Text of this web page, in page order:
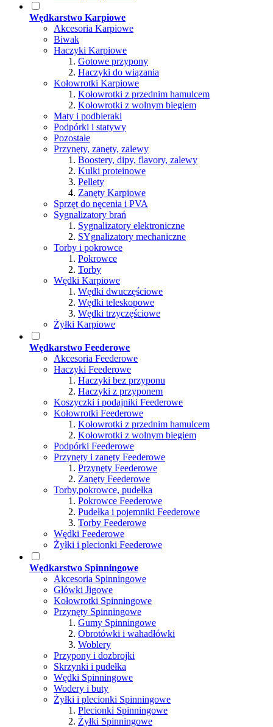
Wędkarstwo Karpiowe
Akcesoria Karpiowe
Biwak
Haczyki Karpiowe
Gotowe przypony
Haczyki do wiązania
Kołowrotki Karpiowe
Kołowrotki z przednim hamulcem
Kołowrotki z wolnym biegiem
Maty i podbieraki
Podpórki i statywy
Pozostałe
Przynęty, zanęty, zalewy
Boostery, dipy, flavory, zalewy
Kulki proteinowe
Pellety
Zanęty Karpiowe
Sprzęt do nęcenia i PVA
Sygnalizatory brań
Sygnalizatory elektroniczne
SYgnalizatory mechaniczne
Torby i pokrowce
Pokrowce
Torby
Wędki Karpiowe
Wędki dwuczęściowe
Wędki teleskopowe
Wędki trzyczęściowe
Żyłki Karpiowe
Wędkarstwo Feederowe
Akcesoria Feederowe
Haczyki Feederowe
Haczyki bez przyponu
Haczyki z przyponem
Koszyczki i podajniki Feederowe
Kołowrotki Feederowe
Kołowrotki z przednim hamulcem
Kołowrotki z wolnym biegiem
Podpórki Feederowe
Przynęty i zanęty Feederowe
Przynęty Feederowe
Zanęty Feederowe
Torby,pokrowce, pudełka
Pokrowce Feederowe
Pudełka i pojemniki Feederowe
Torby Feederowe
Wędki Feederowe
Żyłki i plecionki Feederowe
Wędkarstwo Spinningowe
Akcesoria Spinningowe
Główki Jigowe
Kołowrotki Spinningowe
Przynęty Spinningowe
Gumy Spinningowe
Obrotówki i wahadłówki
Woblery
Przypony i dozbrojki
Skrzynki i pudełka
Wędki Spinningowe
Wodery i buty
Żyłki i plecionki Spinningowe
Plecionki Spinningowe
Żyłki Spinningowe